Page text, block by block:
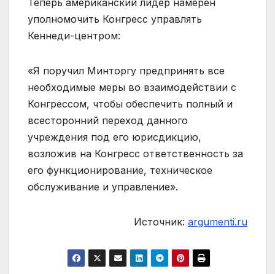
Теперь американский лидер намерен
уполномочить Конгресс управлять
Кеннеди-центром:
«Я поручил Минторгу предпринять все
необходимые меры во взаимодействии с
Конгрессом, чтобы обеспечить полный и
всесторонний переход данного
учреждения под его юрисдикцию,
возложив на Конгресс ответственность за
его функционирование, техническое
обслуживание и управление».
Источник: argumenti.ru